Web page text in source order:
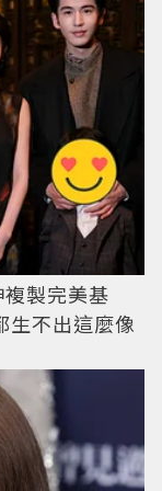
製完美基
生不出這麼像